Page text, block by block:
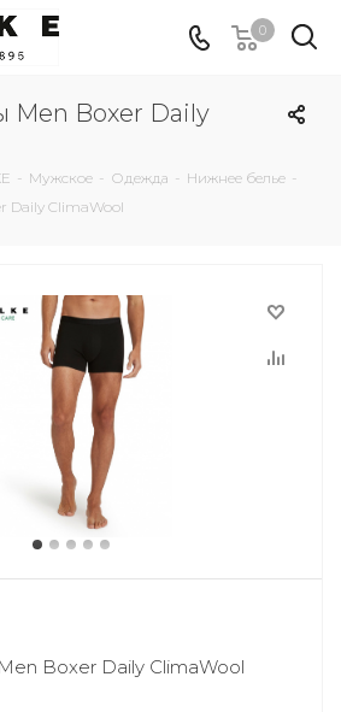
0
Men Boxer Daily
- Мужское - Одежда - Нижнее белье -
Daily ClimaWool
Boxer Daily ClimaWool